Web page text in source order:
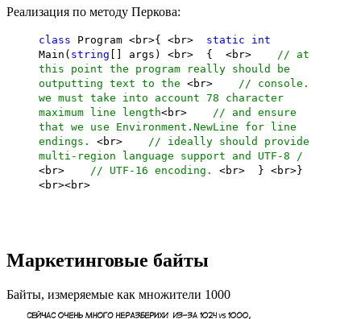
Реализация по методу Перкова:
class Program <br>{ <br> static
int
Main( string [] args) <br> { <br> // at
this point the program really should be
outputting text to the <br> // console.
we must take into account 78 character
maximum line length<br> // and ensure
that we use Environment.NewLine for line
endings. <br> // ideally should provide
multi-region language support and UTF-8 /
<br> // UTF-16 encoding. <br> } <br>}
<br><br>
Маркетинговые байты
Байты, измеряемые как множители 1000